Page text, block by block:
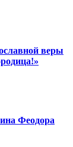
веры
Феодора